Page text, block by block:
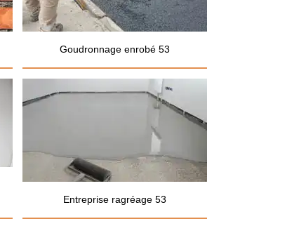
Goudronnage enrobé 53
Entreprise ragréage 53